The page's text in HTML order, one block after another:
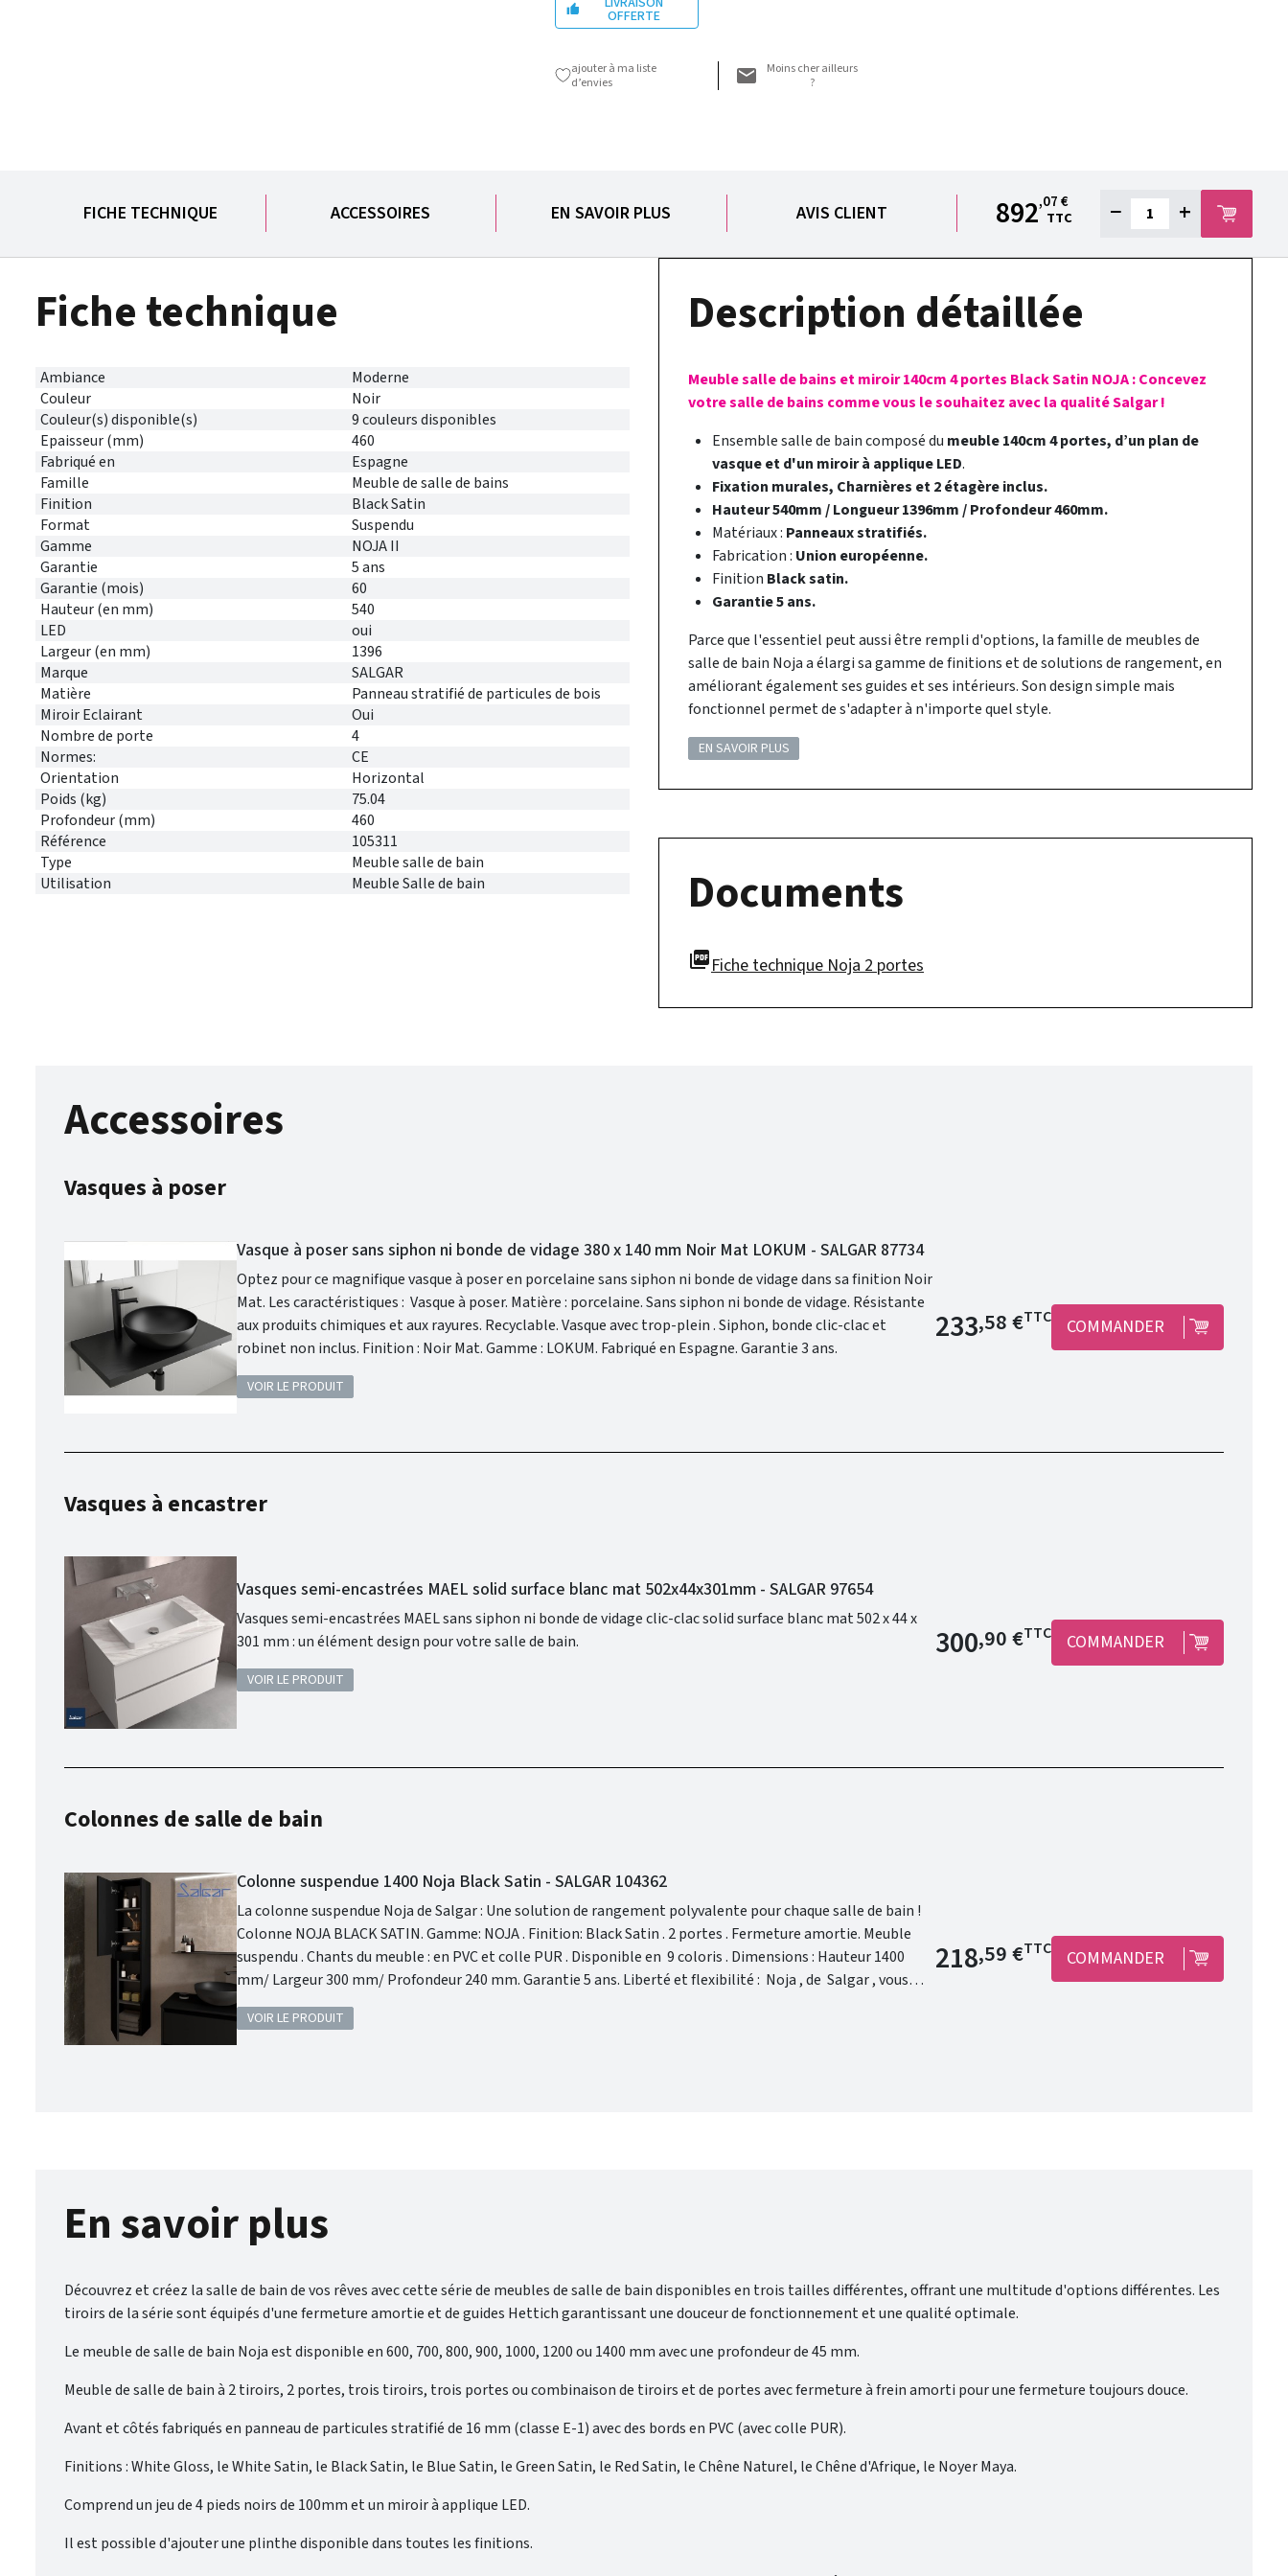
 OFFERTE
ajouter à ma liste
d’envies
Moins cher ailleurs
?
FICHE TECHNIQUE ACCESSOIRES EN SAVOIR PLUS AVIS CLIENT 892,07 €
TTC
− +
Fiche technique
Ambiance
Moderne
Couleur
Noir
Couleur(s) disponible(s)
9 couleurs disponibles
Epaisseur (mm)
460
Fabriqué en
Espagne
Famille
Meuble de salle de bains
Finition
Black Satin
Format
Suspendu
Gamme
NOJA II
Garantie
5 ans
Garantie (mois)
60
Hauteur (en mm)
540
LED
oui
Largeur (en mm)
1396
Marque
SALGAR
Matière
Panneau stratifié de particules de bois
Miroir Eclairant
Oui
Nombre de porte
4
Normes:
CE
Orientation
Horizontal
Poids (kg)
75.04
Profondeur (mm)
460
Référence
105311
Type
Meuble salle de bain
Utilisation
Meuble Salle de bain
Description détaillée
Meuble salle de bains et miroir 140cm 4 portes Black Satin NOJA : Concevez
votre salle de bains comme vous le souhaitez avec la qualité Salgar !
Ensemble salle de bain composé du meuble 140cm 4 portes, d’un plan de
vasque et d'un miroir à applique LED.
Fixation murales, Charnières et 2 étagère inclus.
Hauteur 540mm / Longueur 1396mm / Profondeur 460mm.
Matériaux : Panneaux stratifiés.
Fabrication : Union européenne.
Finition Black satin.
Garantie 5 ans.
Parce que l'essentiel peut aussi être rempli d'options, la famille de meubles de
salle de bain Noja a élargi sa gamme de finitions et de solutions de rangement, en
améliorant également ses guides et ses intérieurs. Son design simple mais
fonctionnel permet de s'adapter à n'importe quel style.
EN SAVOIR PLUS
Documents
picture_as_pdfFiche technique Noja 2 portes
Accessoires
Vasques à poser
Vasque à poser sans siphon ni bonde de vidage 380 x 140 mm Noir Mat LOKUM - SALGAR 87734
Optez pour ce magnifique vasque à poser en porcelaine sans siphon ni bonde de vidage dans sa finition Noir
Mat. Les caractéristiques : Vasque à poser. Matière : porcelaine. Sans siphon ni bonde de vidage. Résistante
aux produits chimiques et aux rayures. Recyclable. Vasque avec trop-plein . Siphon, bonde clic-clac et
robinet non inclus. Finition : Noir Mat. Gamme : LOKUM. Fabriqué en Espagne. Garantie 3 ans.
VOIR LE PRODUIT
Prix de base
233,58 €TTC COMMANDER
Vasques à encastrer
Vasques semi-encastrées MAEL solid surface blanc mat 502x44x301mm - SALGAR 97654
Vasques semi-encastrées MAEL sans siphon ni bonde de vidage clic-clac solid surface blanc mat 502 x 44 x
301 mm : un élément design pour votre salle de bain.
VOIR LE PRODUIT
Prix de base
300,90 €TTC COMMANDER
Colonnes de salle de bain
Colonne suspendue 1400 Noja Black Satin - SALGAR 104362
La colonne suspendue Noja de Salgar : Une solution de rangement polyvalente pour chaque salle de bain !
Colonne NOJA BLACK SATIN. Gamme: NOJA . Finition: Black Satin . 2 portes . Fermeture amortie. Meuble
suspendu . Chants du meuble : en PVC et colle PUR . Disponible en 9 coloris . Dimensions : Hauteur 1400
mm/ Largeur 300 mm/ Profondeur 240 mm. Garantie 5 ans. Liberté et flexibilité : Noja , de Salgar , vous
offre un éventail de possibilités pour une salle de bain qui vous ressemble.
VOIR LE PRODUIT
Prix de base
218,59 €TTC COMMANDER
En savoir plus
Découvrez et créez la salle de bain de vos rêves avec cette série de meubles de salle de bain disponibles en trois tailles différentes, offrant une multitude d'options différentes. Les
tiroirs de la série sont équipés d'une fermeture amortie et de guides Hettich garantissant une douceur de fonctionnement et une qualité optimale.
Le meuble de salle de bain Noja est disponible en 600, 700, 800, 900, 1000, 1200 ou 1400 mm avec une profondeur de 45 mm.
Meuble de salle de bain à 2 tiroirs, 2 portes, trois tiroirs, trois portes ou combinaison de tiroirs et de portes avec fermeture à frein amorti pour une fermeture toujours douce.
Avant et côtés fabriqués en panneau de particules stratifié de 16 mm (classe E-1) avec des bords en PVC (avec colle PUR).
Finitions : White Gloss, le White Satin, le Black Satin, le Blue Satin, le Green Satin, le Red Satin, le Chêne Naturel, le Chêne d'Afrique, le Noyer Maya.
Comprend un jeu de 4 pieds noirs de 100mm et un miroir à applique LED.
Il est possible d'ajouter une plinthe disponible dans toutes les finitions.